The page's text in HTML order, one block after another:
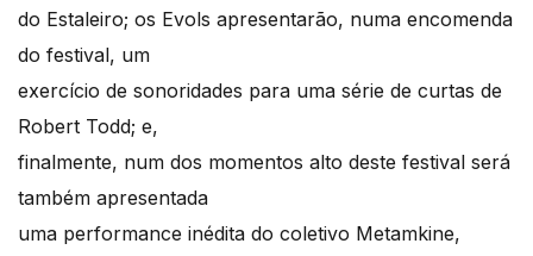
do Estaleiro; os Evols apresentarão, numa encomenda
do festival, um
exercício de sonoridades para uma série de curtas de
Robert Todd; e,
finalmente, num dos momentos alto deste festival será
também apresentada
uma performance inédita do coletivo Metamkine,